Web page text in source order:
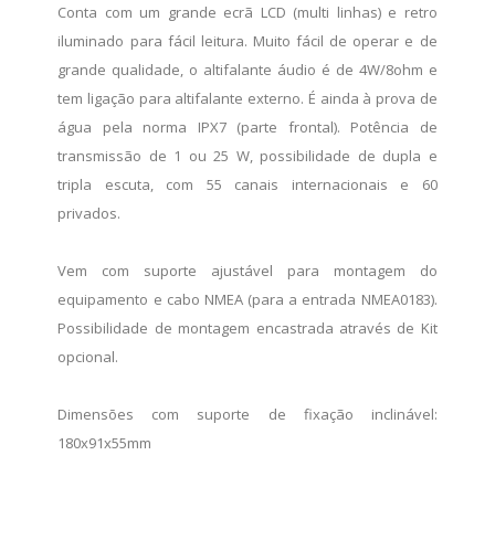
Conta com um grande ecrã LCD (multi linhas) e retro
iluminado para fácil leitura. Muito fácil de operar e de
grande qualidade, o altifalante áudio é de 4W/8ohm e
tem ligação para altifalante externo. É ainda à prova de
água pela norma IPX7 (parte frontal). Potência de
transmissão de 1 ou 25 W, possibilidade de dupla e
tripla escuta, com 55 canais internacionais e 60
privados.
Vem com suporte ajustável para montagem do
equipamento e cabo NMEA (para a entrada NMEA0183).
Possibilidade de montagem encastrada através de Kit
opcional.
Dimensões com suporte de fixação inclinável:
180x91x55mm